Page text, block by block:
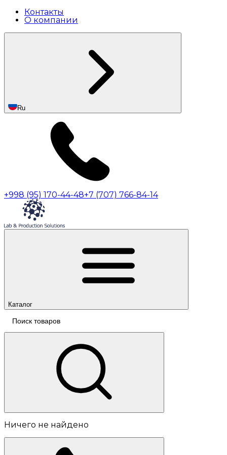
Контакты
О компании
Ru
+998 (95) 170-44-48+7 (707) 766-84-14
Каталог
Ничего не найдено